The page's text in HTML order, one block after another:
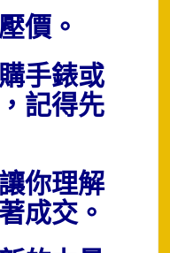
價。
手錶或
記得先
你理解
成交。